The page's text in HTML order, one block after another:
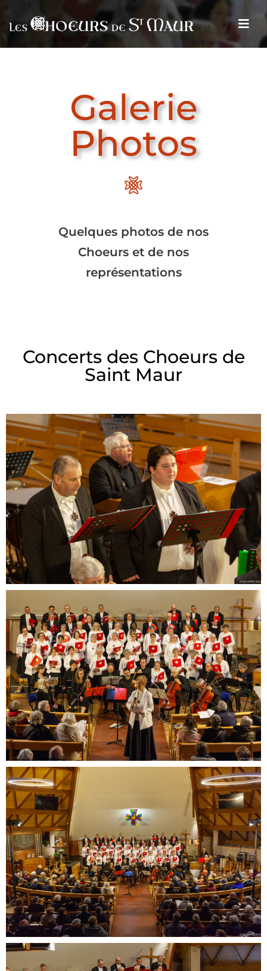
Galerie
Photos
Quelques photos de nos
Choeurs et de nos
représentations
Concerts des Choeurs de
Saint Maur